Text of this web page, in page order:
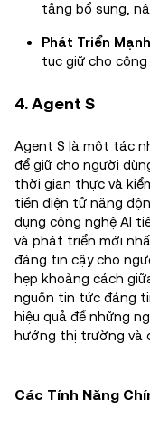
tảng bổ sung,
Phát Triển
tục giữ cho cộng
4. Agent S
Agent S là một tác
để giữ cho người
thời gian thực và
tiền điện tử năng
dụng công nghệ AI
và phát triển mới
đáng tin cậy cho
hẹp khoảng cách
nguồn tin tức đáng
hiệu quả để những
hướng thị trường và
Các Tính Năng